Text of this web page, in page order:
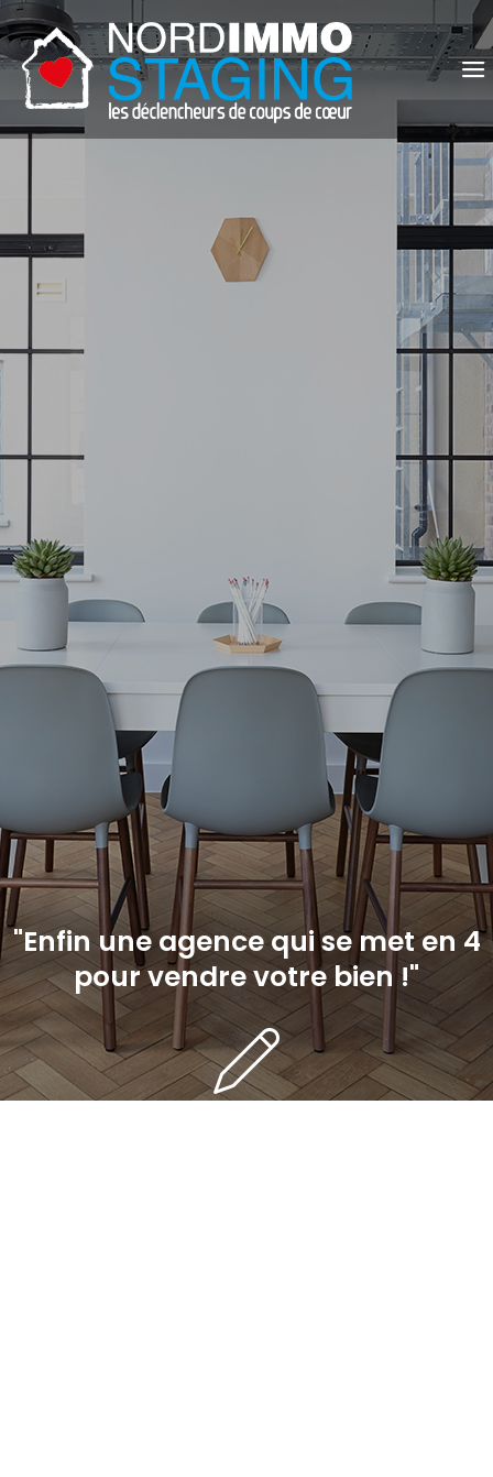
"Enfin une agence qui se met en 4
pour vendre votre bien !"